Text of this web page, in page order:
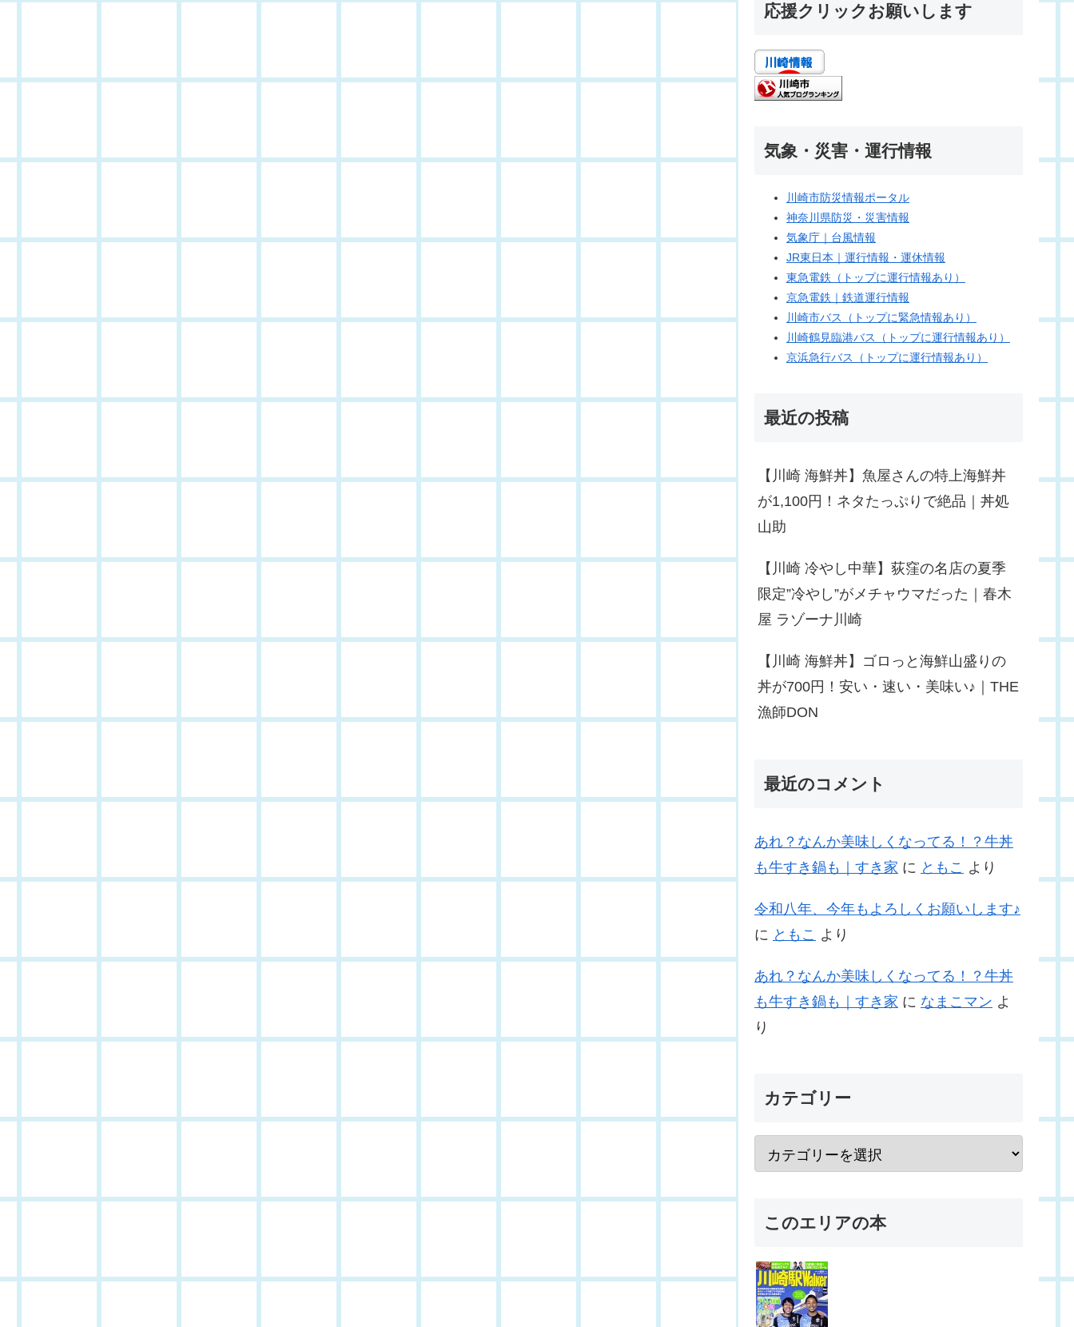
応援クリックお願いします
気象・災害・運行情報
川崎市防災情報ポータル
神奈川県防災・災害情報
気象庁｜台風情報
JR東日本｜運行情報・運休情報
東急電鉄（トップに運行情報あり）
京急電鉄｜鉄道運行情報
川崎市バス（トップに緊急情報あり）
川崎鶴見臨港バス（トップに運行情報あり）
京浜急行バス（トップに運行情報あり）
最近の投稿
【川崎 海鮮丼】魚屋さんの特上海鮮丼
が1,100円！ネタたっぷりで絶品｜丼処
山助
【川崎 冷やし中華】荻窪の名店の夏季
限定”冷やし”がメチャウマだった｜春木
屋 ラゾーナ川崎
【川崎 海鮮丼】ゴロっと海鮮山盛りの
丼が700円！安い・速い・美味い♪｜THE
漁師DON
最近のコメント
あれ？なんか美味しくなってる！？牛丼
も牛すき鍋も｜すき家 に ともこ より
令和八年、今年もよろしくお願いします♪
に ともこ より
あれ？なんか美味しくなってる！？牛丼
も牛すき鍋も｜すき家 に なまこマン よ
り
カテゴリー
このエリアの本